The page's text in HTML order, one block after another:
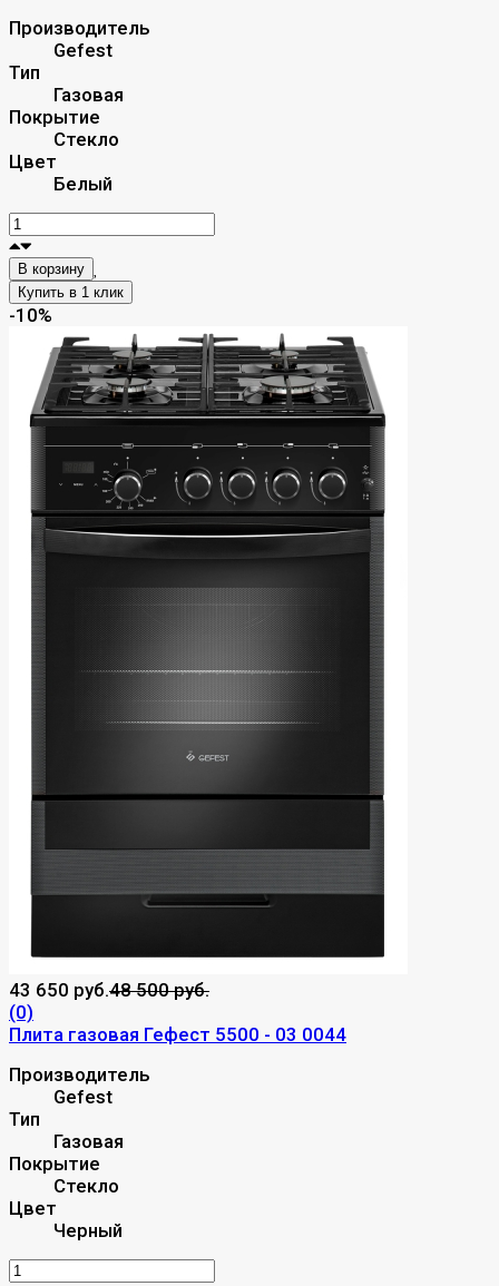
Производитель
Gefest
Тип
Газовая
Покрытие
Стекло
Цвет
Белый
В корзину
-10%
43 650 руб.48 500 руб.
(0)
Плита газовая Гефест 5500 - 03 0044
Производитель
Gefest
Тип
Газовая
Покрытие
Стекло
Цвет
Черный